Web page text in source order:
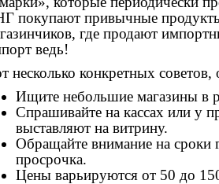
покупают привычные
где продают
ведь!
несколько конкретных
Ищите небольшие магазины в
Спрашивайте на кассах или у
выставляют на витрину.
Обращайте внимание на сроки
просрочка.
Цены варьируются от 50 до